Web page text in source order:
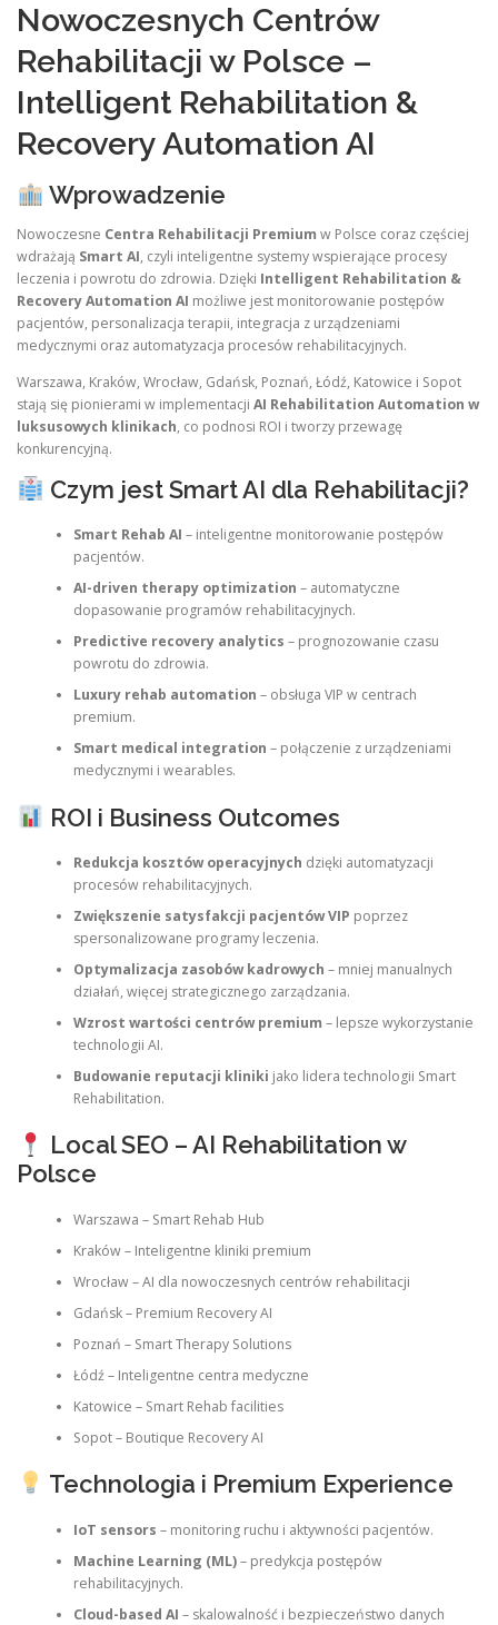
Nowoczesnych Centrów
Rehabilitacji w Polsce –
Intelligent Rehabilitation &
Recovery Automation AI
Wprowadzenie
Nowoczesne Centra Rehabilitacji Premium w Polsce coraz częściej
wdrażają Smart AI, czyli inteligentne systemy wspierające procesy
leczenia i powrotu do zdrowia. Dzięki Intelligent Rehabilitation &
Recovery Automation AI możliwe jest monitorowanie postępów
pacjentów, personalizacja terapii, integracja z urządzeniami
medycznymi oraz automatyzacja procesów rehabilitacyjnych.
Warszawa, Kraków, Wrocław, Gdańsk, Poznań, Łódź, Katowice i Sopot
stają się pionierami w implementacji AI Rehabilitation Automation w
luksusowych klinikach, co podnosi ROI i tworzy przewagę
konkurencyjną.
Czym jest Smart AI dla Rehabilitacji?
Smart Rehab AI – inteligentne monitorowanie postępów
pacjentów.
AI-driven therapy optimization – automatyczne
dopasowanie programów rehabilitacyjnych.
Predictive recovery analytics – prognozowanie czasu
powrotu do zdrowia.
Luxury rehab automation – obsługa VIP w centrach
premium.
Smart medical integration – połączenie z urządzeniami
medycznymi i wearables.
ROI i Business Outcomes
Redukcja kosztów operacyjnych dzięki automatyzacji
procesów rehabilitacyjnych.
Zwiększenie satysfakcji pacjentów VIP poprzez
spersonalizowane programy leczenia.
Optymalizacja zasobów kadrowych – mniej manualnych
działań, więcej strategicznego zarządzania.
Wzrost wartości centrów premium – lepsze wykorzystanie
technologii AI.
Budowanie reputacji kliniki jako lidera technologii Smart
Rehabilitation.
Local SEO – AI Rehabilitation w
Polsce
Warszawa – Smart Rehab Hub
Kraków – Inteligentne kliniki premium
Wrocław – AI dla nowoczesnych centrów rehabilitacji
Gdańsk – Premium Recovery AI
Poznań – Smart Therapy Solutions
Łódź – Inteligentne centra medyczne
Katowice – Smart Rehab facilities
Sopot – Boutique Recovery AI
Technologia i Premium Experience
IoT sensors – monitoring ruchu i aktywności pacjentów.
Machine Learning (ML)– predykcja postępów
rehabilitacyjnych.
Cloud-based AI – skalowalność i bezpieczeństwo danych